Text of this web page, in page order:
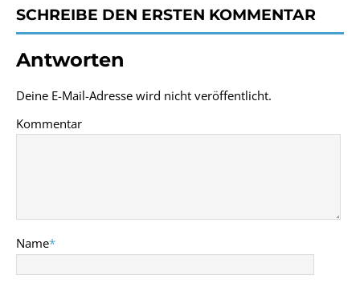
SCHREIBE DEN ERSTEN KOMMENTAR
Antworten
Deine E-Mail-Adresse wird nicht veröffentlicht.
Kommentar
Name*